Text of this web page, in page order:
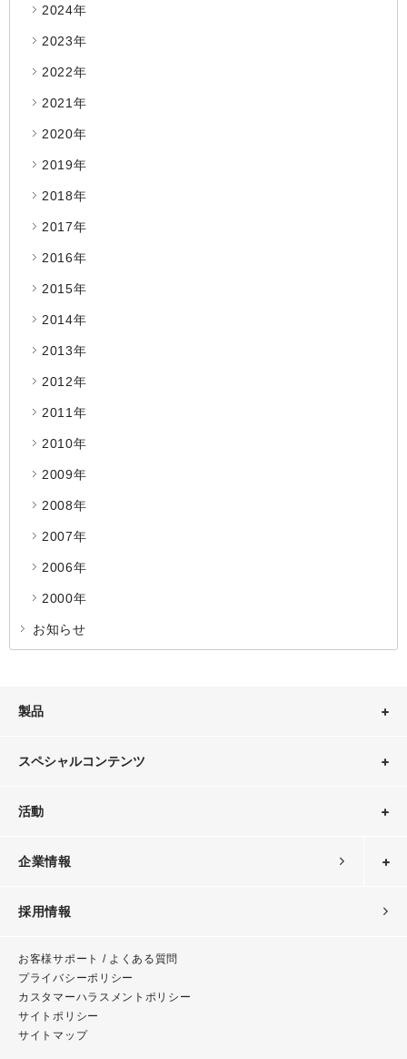
2024年
2023年
2022年
2021年
2020年
2019年
2018年
2017年
2016年
2015年
2014年
2013年
2012年
2011年
2010年
2009年
2008年
2007年
2006年
2000年
お知らせ
製品
スペシャルコンテンツ
活動
企業情報
採用情報
お客様サポート / よくある質問
プライバシーポリシー
カスタマーハラスメント ポリシー
サイトポリシー
サイトマップ